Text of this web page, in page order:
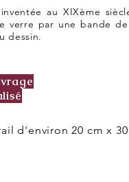
au XIXème
verre par une bande de
dessin.
d'environ 20 cm x